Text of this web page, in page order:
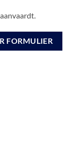
FORMULIER